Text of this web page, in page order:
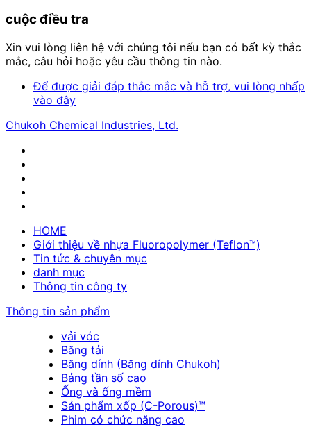
cuộc điều tra
Xin vui lòng liên hệ với chúng tôi nếu bạn có bất kỳ thắc
mắc, câu hỏi hoặc yêu cầu thông tin nào.
Để được giải đáp thắc mắc và hỗ trợ, vui lòng nhấp
vào đây
Chukoh Chemical Industries, Ltd.
HOME
Giới thiệu về nhựa Fluoropolymer (Teflon™)
Tin tức & chuyên mục
danh mục
Thông tin công ty
Thông tin sản phẩm
vải vóc
Băng tải
Băng dính (Băng dính Chukoh)
Bảng tần số cao
Ống và ống mềm
Sản phẩm xốp (C-Porous)™
Phim có chức năng cao